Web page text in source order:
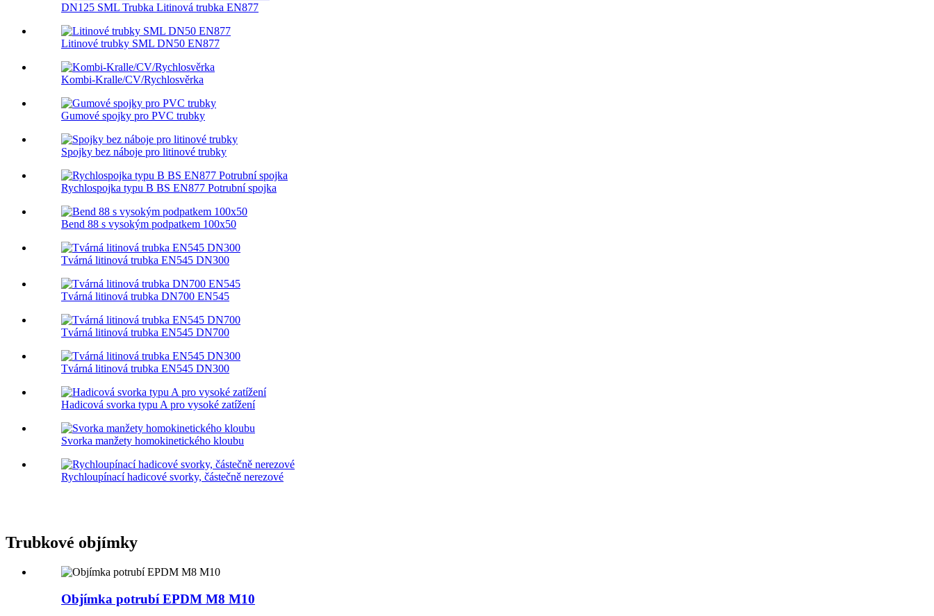
DN125 SML Trubka Litinová trubka EN877
Litinové trubky SML DN50 EN877
Kombi-Kralle/CV/Rychlosvěrka
Gumové spojky pro PVC trubky
Spojky bez náboje pro litinové trubky
Rychlospojka typu B BS EN877 Potrubní spojka
Bend 88 s vysokým podpatkem 100x50
Tvárná litinová trubka EN545 DN300
Tvárná litinová trubka DN700 EN545
Tvárná litinová trubka EN545 DN700
Tvárná litinová trubka EN545 DN300
Hadicová svorka typu A pro vysoké zatížení
Svorka manžety homokinetického kloubu
Rychloupínací hadicové svorky, částečně nerezové
Trubkové objímky
Objímka potrubí EPDM M8 M10